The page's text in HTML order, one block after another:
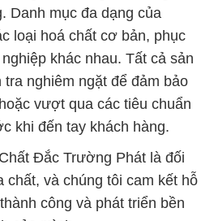
Danh mục đa dạng của
loại hoá chất cơ bản, phục
khác nhau. Tất cả sản
nghiêm ngặt để đảm bảo
vượt qua các tiêu chuẩn
khi đến tay khách hàng.
Đắc Trường Phát là đối
chất, và chúng tôi cam kết hỗ
công và phát triển bền